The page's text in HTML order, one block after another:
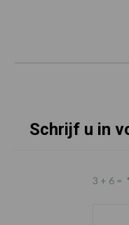
Schrijf u in
3 + 6 = *